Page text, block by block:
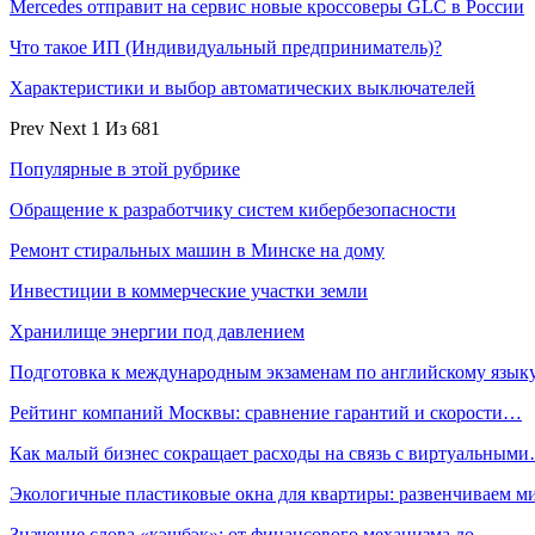
Mercedes отправит на сервис новые кроссоверы GLC в России
Что такое ИП (Индивидуальный предприниматель)?
Характеристики и выбор автоматических выключателей
Prev Next 1 Из 681
Популярные в этой рубрике
Обращение к разработчику систем кибербезопасности
Ремонт стиральных машин в Минске на дому
Инвестиции в коммерческие участки земли
Хранилище энергии под давлением
Подготовка к международным экзаменам по английскому
Рейтинг компаний Москвы: сравнение гарантий и скорости…
Как малый бизнес сокращает расходы на связь с
Экологичные пластиковые окна для квартиры: развенчиваем